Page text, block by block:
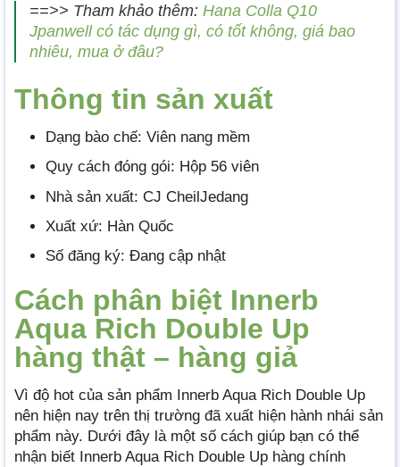
==>> Tham khảo thêm: Hana Colla Q10
Jpanwell có tác dụng gì, có tốt không, giá bao
nhiêu, mua ở đâu?
Thông tin sản xuất
Dạng bào chế: Viên nang mềm
Quy cách đóng gói: Hộp 56 viên
Nhà sản xuất: CJ CheilJedang
Xuất xứ: Hàn Quốc
Số đăng ký: Đang cập nhật
Cách phân biệt Innerb
Aqua Rich Double Up
hàng thật – hàng giả
Vì độ hot của sản phẩm Innerb Aqua Rich Double Up
nên hiện nay trên thị trường đã xuất hiện hành nhái sản
phẩm này. Dưới đây là một số cách giúp bạn có thể
nhận biết Innerb Aqua Rich Double Up hàng chính